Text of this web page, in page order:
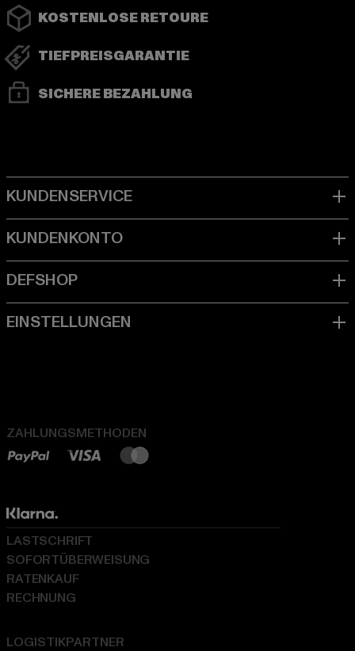
KOSTENLOSE RETOURE
TIEFPREISGARANTIE
SICHERE BEZAHLUNG
ZAHLUNGSMETHODEN
LOGISTIKPARTNER
LASTSCHRIFT
SOFORTÜBERWEISUNG
RATENKAUF
RECHNUNG